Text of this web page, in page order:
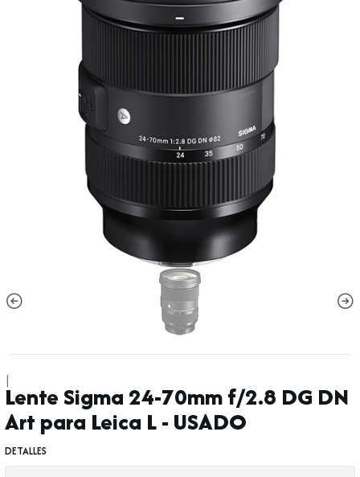
|
Lente Sigma 24-70mm f/2.8 DG DN
Art para Leica L - USADO
DETALLES